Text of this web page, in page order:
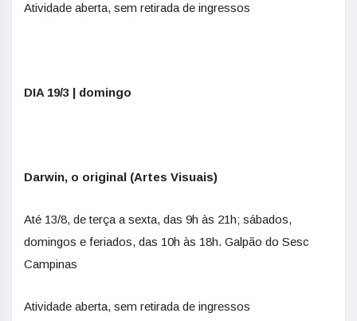
Atividade aberta, sem retirada de ingressos
DIA 19/3 | domingo
Darwin, o original (Artes Visuais)
Até 13/8, de terça a sexta, das 9h às 21h; sábados,
domingos e feriados, das 10h às 18h. Galpão do Sesc
Campinas
Atividade aberta, sem retirada de ingressos